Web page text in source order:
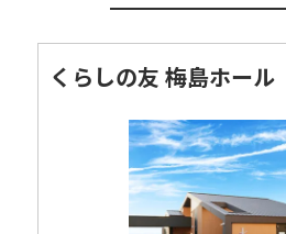
くらしの友 梅島ホール